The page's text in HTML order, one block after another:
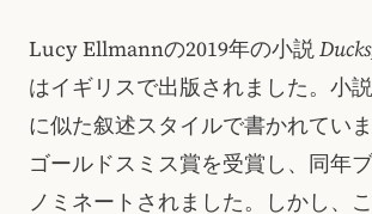
Lucy Ellmannの2019年の小説
はイギリスで出版されました。小
に似た叙述スタイルで書かれてい
ゴールドスミス賞を受賞し、同年
ノミネートされました。しかし、